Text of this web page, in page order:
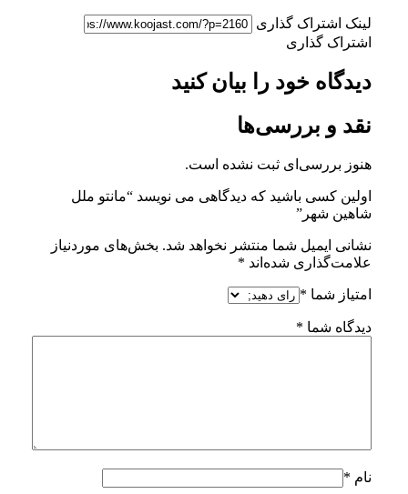
لینک اشتراک گذاری
اشتراک گذاری
دیدگاه خود را بیان کنید
نقد و بررسی‌ها
هنوز بررسی‌ای ثبت نشده است.
اولین کسی باشید که دیدگاهی می نویسد “مانتو ملل
شاهین شهر”
نشانی ایمیل شما منتشر نخواهد شد. بخش‌های موردنیاز
علامت‌گذاری شده‌اند *
امتیاز شما *
دیدگاه شما *
نام *